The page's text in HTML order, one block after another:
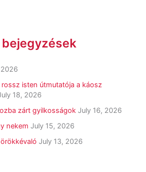
​rossz isten útmutatója a káosz
18, 2026
zárt gyilkosságok July 16, 2026
nekem July 15, 2026
July 13, 2026